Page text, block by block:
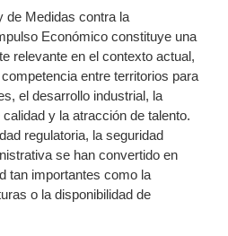
de Medidas contra la
Económico constituye una
relevante en el contexto actual,
entre territorios para
el desarrollo industrial, la
y la atracción de talento.
regulatoria, la seguridad
se han convertido en
tan importantes como la
o la disponibilidad de